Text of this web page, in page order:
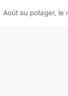
Août au potager, le